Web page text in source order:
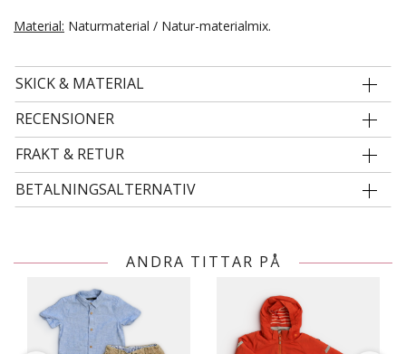
Material: Naturmaterial / Natur-materialmix.
SKICK & MATERIAL
RECENSIONER
FRAKT & RETUR
BETALNINGSALTERNATIV
ANDRA TITTAR PÅ